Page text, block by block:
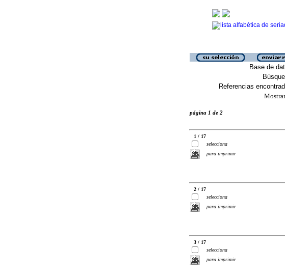
Base de
Referencias
página 1 de 2
1 / 17
selecciona
para imprimir
2 / 17
selecciona
para imprimir
3 / 17
selecciona
para imprimir